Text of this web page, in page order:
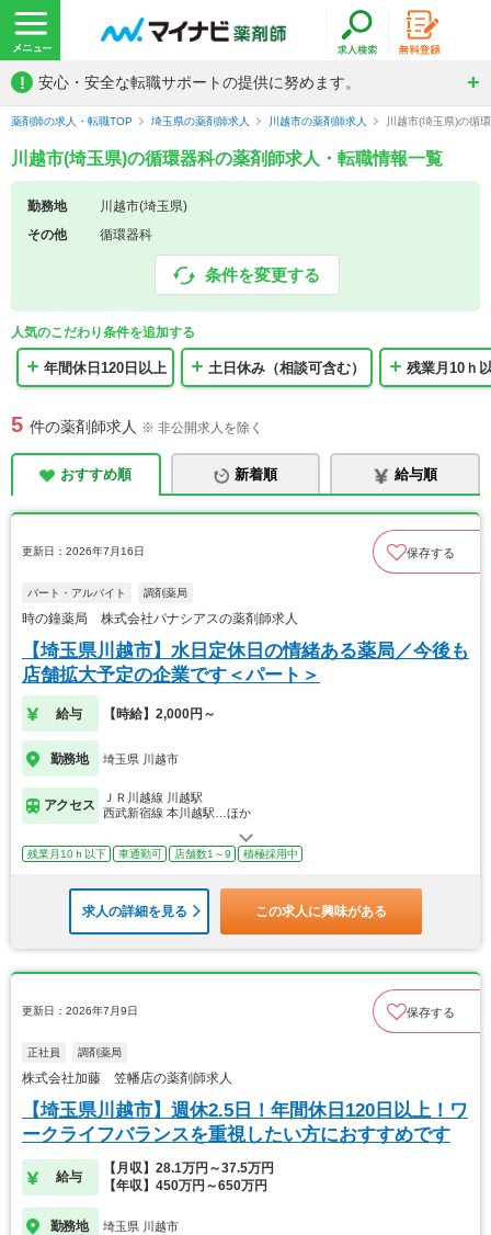
! 安心・安全な転職サポートの提供に努めます。
薬剤師の求人・転職TOP 埼玉県の薬剤師求人 川越市の薬剤師求人 川越市(埼玉県)の循
川越市(埼玉県)の循環器科の薬剤師求人・転職情報一覧
勤務地
川越市(埼玉県)
その他
循環器科
条件を変更する
人気のこだわり条件を追加する
年間休日120日以上 土日休み（相談可含む） 残業月10ｈ
5 件の薬剤師求人 ※ 非公開求人を除く
おすすめ順 新着順 給与順
更新日：2026年7月16日 保存する
パート・アルバイト 調剤薬局
時の鐘薬局 株式会社パナシアスの薬剤師求人
【埼玉県川越市】水日定休日の情緒ある薬局／今後も
店舗拡大予定の企業です＜パート＞
給与 【時給】2,000円～
勤務地 埼玉県 川越市
アクセス
ＪＲ川越線 川越駅
西武新宿線 本川越駅…ほか
残業月10ｈ以下 車通勤可 店舗数1～9 積極採用中
求人の詳細を見る この求人に興味がある
更新日：2026年7月9日 保存する
正社員 調剤薬局
株式会社加藤 笠幡店の薬剤師求人
【埼玉県川越市】週休2.5日！年間休日120日以上！ワ
ークライフバランスを重視したい方におすすめです
給与
【月収】28.1万円～37.5万円
【年収】450万円～650万円
勤務地 埼玉県 川越市